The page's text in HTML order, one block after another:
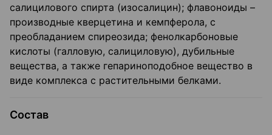
салицилового спирта (изосалицин); флавоноиды –
производные кверцетина и кемпферола, с
преобладанием спиреозида; фенолкарбоновые
кислоты (галловую, салициловую), дубильные
вещества, а также гепариноподобное вещество в
виде комплекса с растительными белками.
Состав